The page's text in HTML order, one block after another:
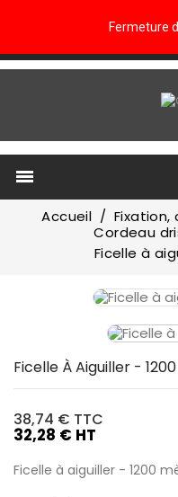
Fermeture

Accueil Fixation,
Cordeau
Ficelle à
Ficelle À Aiguiller -
38,74 € TTC
32,28 € HT
Ficelle à aiguiller - 1200